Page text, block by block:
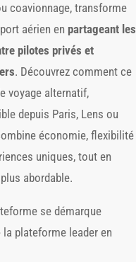
coavionnage, transforme
aérien en partageant les
pilotes privés et
. Découvrez comment ce
voyage alternatif,
depuis Paris, Lens ou
économie, flexibilité
uniques, tout en
abordable.
se démarque
plateforme leader en